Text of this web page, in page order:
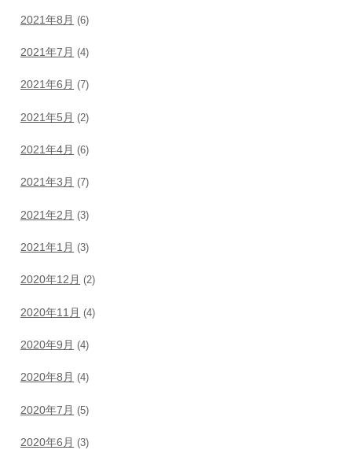
2021年8月 (6)
2021年7月 (4)
2021年6月 (7)
2021年5月 (2)
2021年4月 (6)
2021年3月 (7)
2021年2月 (3)
2021年1月 (3)
2020年12月 (2)
2020年11月 (4)
2020年9月 (4)
2020年8月 (4)
2020年7月 (5)
2020年6月 (3)